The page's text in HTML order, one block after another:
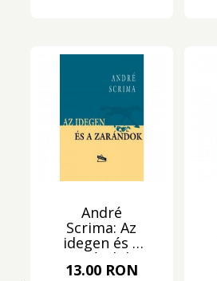
André
Scrima: Az
idegen és a
zarándok
13.00 RON